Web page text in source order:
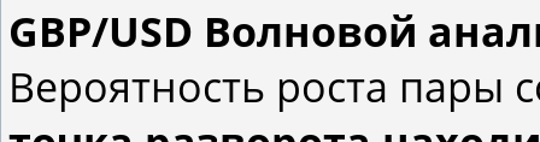
GBP/USD Волновой
Вероятность роста пары